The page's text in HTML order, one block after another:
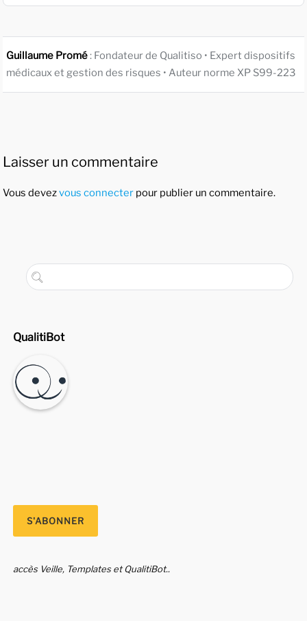
Guillaume Promé: Fondateur de Qualitiso • Expert dispositifs
médicaux et gestion des risques • Auteur norme XP S99-223
Laisser un commentaire
Vous devezvous connecter pour publier un commentaire.
QualitiBot
accès Veille, Templates et QualitiBot..